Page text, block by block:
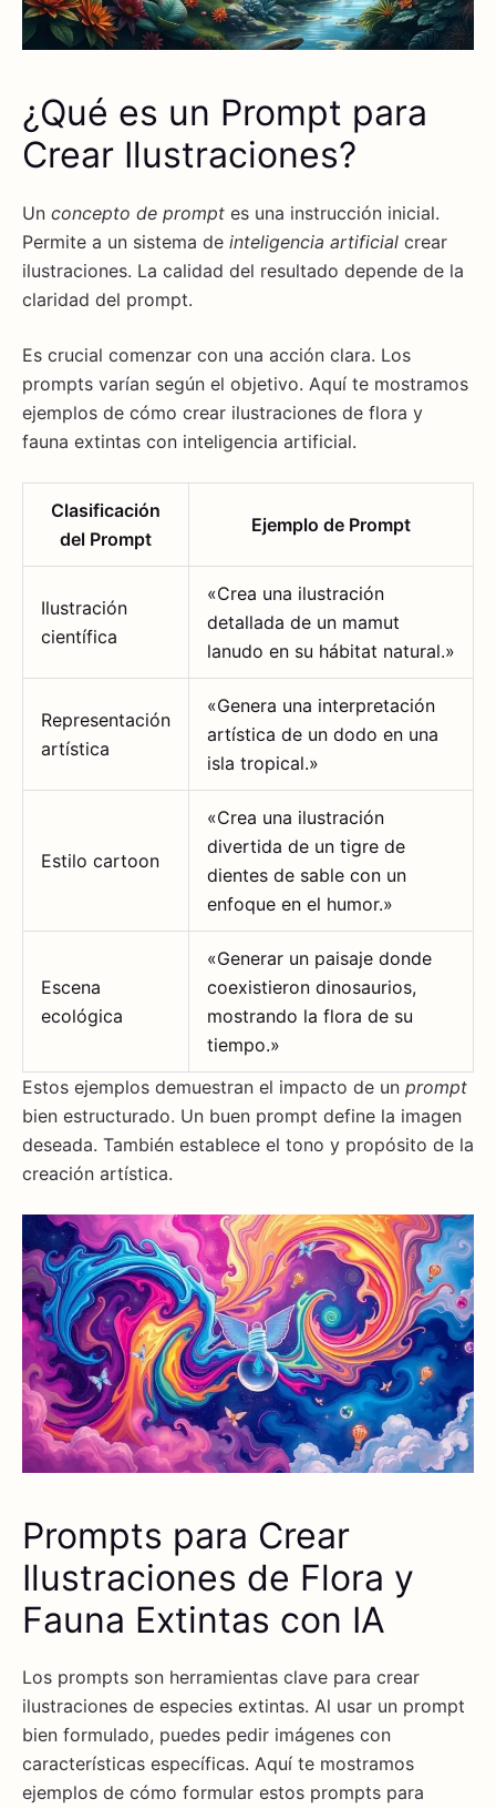
¿Qué es un Prompt para
Crear Ilustraciones?
Un concepto de prompt es una instrucción inicial.
Permite a un sistema de inteligencia artificial crear
ilustraciones. La calidad del resultado depende de la
claridad del prompt.
Es crucial comenzar con una acción clara. Los
prompts varían según el objetivo. Aquí te mostramos
ejemplos de cómo crear ilustraciones de flora y
fauna extintas con inteligencia artificial.
Clasificación
del Prompt
Ejemplo de Prompt
Ilustración
científica
«Crea una ilustración
detallada de un mamut
lanudo en su hábitat natural.»
Representación
artística
«Genera una interpretación
artística de un dodo en una
isla tropical.»
Estilo cartoon
«Crea una ilustración
divertida de un tigre de
dientes de sable con un
enfoque en el humor.»
Escena
ecológica
«Generar un paisaje donde
coexistieron dinosaurios,
mostrando la flora de su
tiempo.»
Estos ejemplos demuestran el impacto de un prompt
bien estructurado. Un buen prompt define la imagen
deseada. También establece el tono y propósito de la
creación artística.
Prompts para Crear
Ilustraciones de Flora y
Fauna Extintas con IA
Los prompts son herramientas clave para crear
ilustraciones de especies extintas. Al usar un prompt
bien formulado, puedes pedir imágenes con
características específicas. Aquí te mostramos
ejemplos de cómo formular estos prompts para